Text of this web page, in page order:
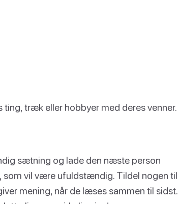
træk eller hobbyer med deres venner.
sætning og lade den næste person
vil være ufuldstændig. Tildel nogen til
mening, når de læses sammen til sidst.